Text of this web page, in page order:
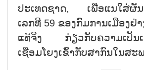
ປະເທດຊາດ, ເພື່ອແນໃສ່ຜັ
ເລກທີ 59 ຂອງກົມການເມືອງຢ່
ແທ້ຈິງ ກ່ຽວກັບຄວາມເປັນເ
ເຊື່ອມໂຍງເຂົ້າກັບສາກົນໃນສະ